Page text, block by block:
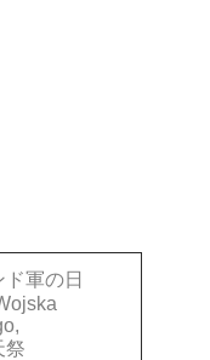
ド軍の日
祭